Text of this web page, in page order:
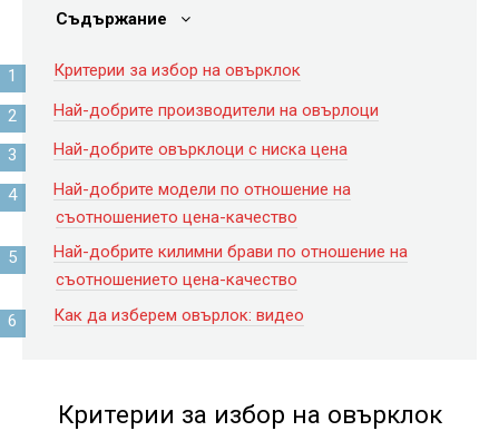
Съдържание
Критерии за избор на овърклок
Най-добрите производители на овърлоци
Най-добрите овърклоци с ниска цена
Най-добрите модели по отношение на
съотношението цена-качество
Най-добрите килимни брави по отношение на
съотношението цена-качество
Как да изберем овърлок: видео
Критерии за избор на овърклок